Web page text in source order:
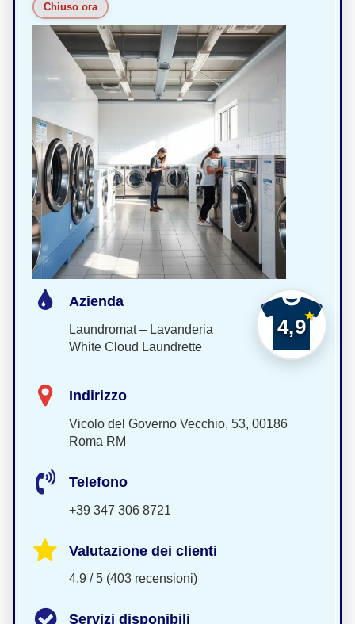
Chiuso ora
4,9
Azienda
Laundromat – Lavanderia
White Cloud Laundrette
Indirizzo
Vicolo del Governo Vecchio, 53, 00186
Roma RM
Telefono
+39 347 306 8721
Valutazione dei clienti
4,9 / 5 (403 recensioni)
Servizi disponibili